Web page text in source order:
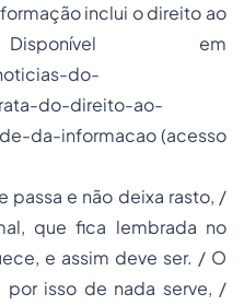
inclui o direito ao
Disponível em
do-
do-direito-ao-
da-informacao (acesso
passa e não deixa rasto, /
que fica lembrada no
e assim deve ser. / O
por isso de nada serve, /